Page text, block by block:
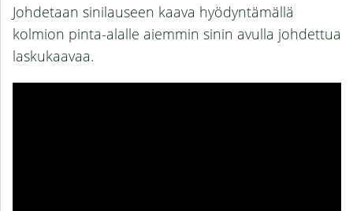
Chat
Johdetaan sinilauseen kaava hyödyntämällä
kolmion pinta-alalle aiemmin sinin avulla johdettua
laskukaavaa.